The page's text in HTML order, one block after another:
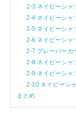
2-3 ネイビーシャ
2-4 ネイビーシャ
2-5 ネイビーシャ
2-6 ネイビーシャ
2-7 グレーパーカ
2-8 ネイビーシャ
2-9 ネイビーシャ
2-10 ネイビーシ
まとめ